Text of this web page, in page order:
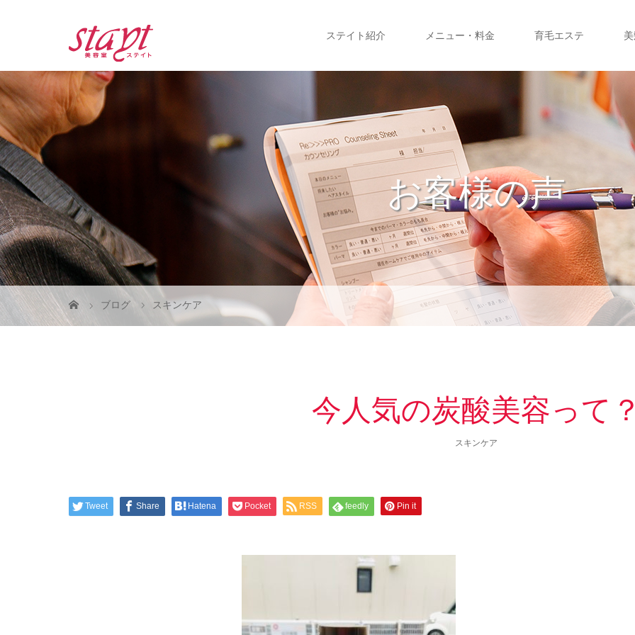
ステイト紹介 メニュー・料金 育毛エステ
お客様の声
ブログ スキンケア
今人気の炭酸美容って
スキンケア
Tweet Share Hatena Pocket RSS feedly Pin it